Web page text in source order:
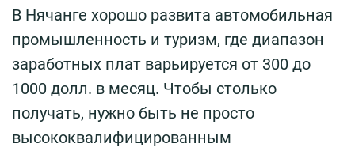
В Нячанге хорошо развита автомобильная
промышленность и туризм, где диапазон
заработных плат варьируется от 300 до
1000 долл. в месяц. Чтобы столько
получать, нужно быть не просто
высококвалифицированным